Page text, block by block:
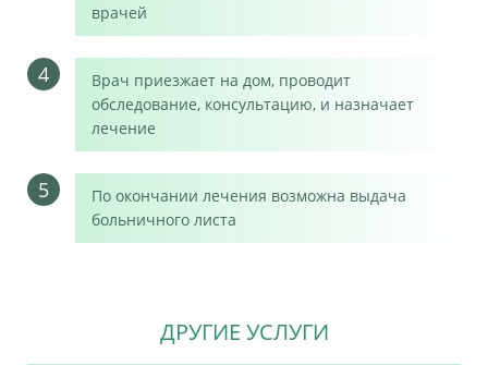
врачей
4
Врач приезжает на дом, проводит
обследование, консультацию, и назначает
лечение
5
По окончании лечения возможна выдача
больничного листа
ДРУГИЕ УСЛУГИ